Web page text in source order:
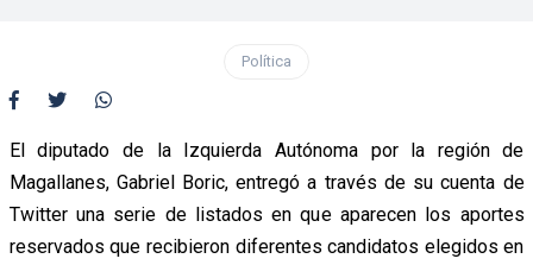
Política
El diputado de la Izquierda Autónoma por la región de
Magallanes, Gabriel Boric, entregó a través de su cuenta de
Twitter una serie de listados en que aparecen los aportes
reservados que recibieron diferentes candidatos elegidos en